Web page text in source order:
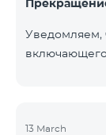
Уведомляем,
включающего
решением
13 March